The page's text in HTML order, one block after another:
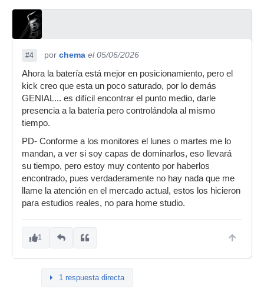
#4 por chema el 05/06/2026
Ahora la batería está mejor en posicionamiento, pero el
kick creo que esta un poco saturado, por lo demás
GENIAL... es difícil encontrar el punto medio, darle
presencia a la batería pero controlándola al mismo
tiempo.
PD- Conforme a los monitores el lunes o martes me lo
mandan, a ver si soy capas de dominarlos, eso llevará
su tiempo, pero estoy muy contento por haberlos
encontrado, pues verdaderamente no hay nada que me
llame la atención en el mercado actual, estos los hicieron
para estudios reales, no para home studio.
1
1 respuesta directa